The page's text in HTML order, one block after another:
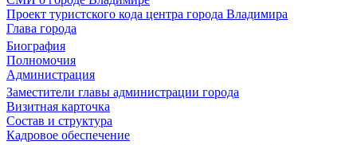
Проект туристского кода центра города Владимира
Глава города
Биография
Полномочия
Администрация
Заместители главы администрации города
Визитная карточка
Состав и структура
Кадровое обеспечение